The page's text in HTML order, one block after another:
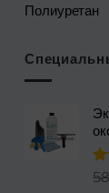
Полиуретан